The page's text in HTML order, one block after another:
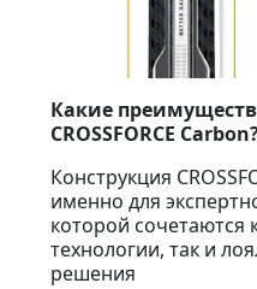
Какие
CROSSFORCE
Конструкция
именно для
которой сочетаются
технологии, так и
решения